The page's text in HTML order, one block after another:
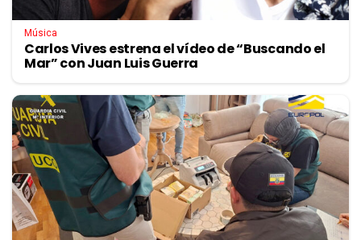
Música
Carlos Vives estrena el vídeo de “Buscando el
Mar” con Juan Luis Guerra